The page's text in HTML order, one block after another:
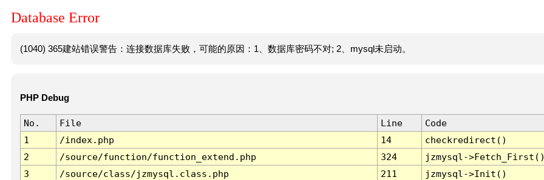
Database Error
(1040) 365建站错误警告：连接数据库失败，可能的原因：1、数据库密码不对; 2、mysql未启动。
PHP Debug
No. File Line
Code
1
/index.php 14
checkredirect()
2
/source/function/function_extend.php 324
jzmysql-
3
/source/class/jzmysql.class.php 211
jzmysql->Init()